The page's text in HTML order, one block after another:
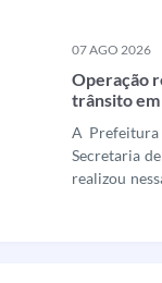
07 AGO 2026
Operação
trânsito
A
Secretaria
realizou